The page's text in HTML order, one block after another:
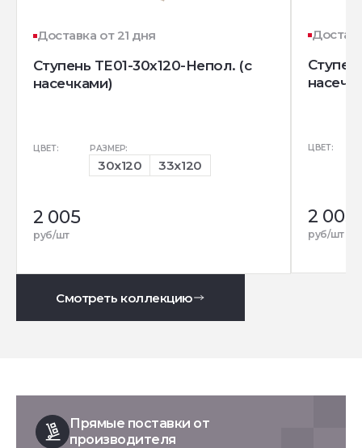
Доставка от 21 дня
Ступень TE01-30x120-Непол. (с
насечками)
ЦВЕТ: РАЗМЕР:
30x120 33x120
2 005
руб/шт
ЦВЕТ:
2 005
руб/шт
Смотреть коллекцию
Прямые поставки от
производителя